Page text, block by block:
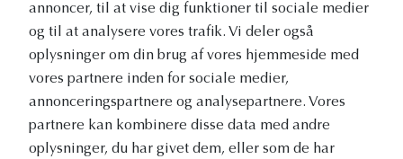
annoncer, til at vise dig funktioner til sociale medier
og til at analysere vores trafik. Vi deler også
oplysninger om din brug af vores hjemmeside med
vores partnere inden for sociale medier,
annonceringspartnere og analysepartnere. Vores
partnere kan kombinere disse data med andre
oplysninger, du har givet dem, eller som de har
Vetapotek.dk er en del af
Evidensia
Dyresundhedspleje